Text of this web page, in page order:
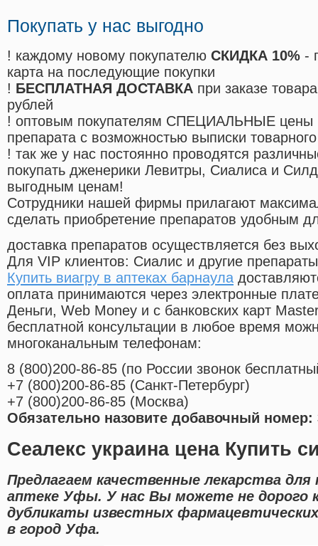
Покупать у нас выгодно
! каждому новому покупателю СКИДКА 10% -
карта на последующие покупки
! БЕСПЛАТНАЯ ДОСТАВКА при заказе
рублей
! оптовым покупателям СПЕЦИАЛЬНЫЕ цены
препарата с возможностью выписки
! так же у нас постоянно проводятся
покупать дженерики Левитры, Сиалиса и
выгодным ценам!
Cотрудники нашей фирмы прилагают
сделать приобретение препаратов удобным
доставка препаратов осуществляется без
Для VIP клиентов: Сиалис и другие
Купить виагру в аптеках барнаула
оплата принимаются через электронные
Деньги, Web Money и с банковских карт
бесплатной консультации в любое время
многоканальным телефонам:
8 (800)200-86-85 (по России звонок
+7 (800)200-86-85 (Санкт-Петербург)
+7 (800)200-86-85 (Москва)
Обязательно назовите добавочный номер:
Сеалекс украина цена Купить
Предлагаем качественные лекарства
аптеке Уфы. У нас Вы можете не дорого
дубликаты известных
в город Уфа.